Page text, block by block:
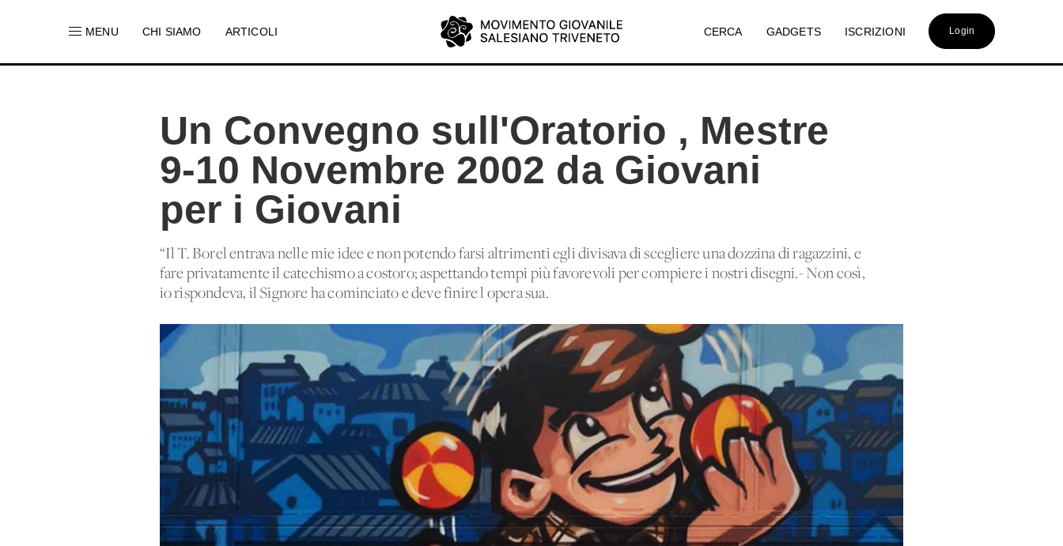
MENU CHI SIAMO ARTICOLI CERCA GADGETS ISCRIZIONI Login
Un Convegno sull'Oratorio , Mestre
9-10 Novembre 2002 da Giovani
per i Giovani
“Il T. Borel entrava nelle mie idee e non potendo farsi altrimenti egli divisava di scegliere una dozzina di ragazzini, e
fare privatamente il catechismo a costoro; aspettando tempi più favorevoli per compiere i nostri disegni.- Non così,
io rispondeva, il Signore ha cominciato e deve finire l'opera sua.